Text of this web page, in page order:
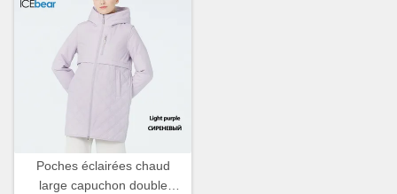
Poches éclairées chaud
large capuchon double